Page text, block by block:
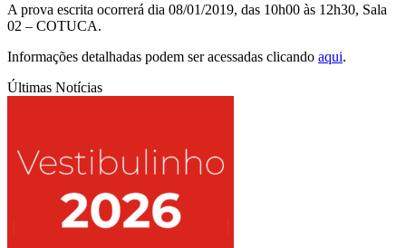
A prova escrita ocorrerá dia 08/01/2019, das 10h00 às 12h30, Sala
02 – COTUCA.
Informações detalhadas podem ser acessadas clicando aqui.
Últimas Notícias